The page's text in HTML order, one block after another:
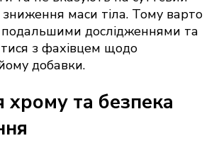
маси тіла. Тому варто
подальшими дослідженнями та
з фахівцем щодо
добавки.
хрому та безпека